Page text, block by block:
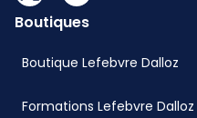
Boutiques
Boutique Lefebvre Dalloz
Formations Lefebvre Dalloz